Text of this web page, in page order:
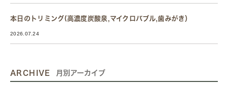
本日のトリミング(高濃度炭酸泉,マイクロバブル,歯みがき）
2026.07.24
ARCHIVE 月別アーカイブ